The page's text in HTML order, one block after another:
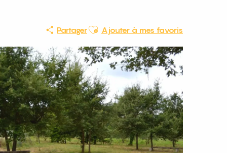
PartagerAjouter aux favoris
Ajouter à mes favoris